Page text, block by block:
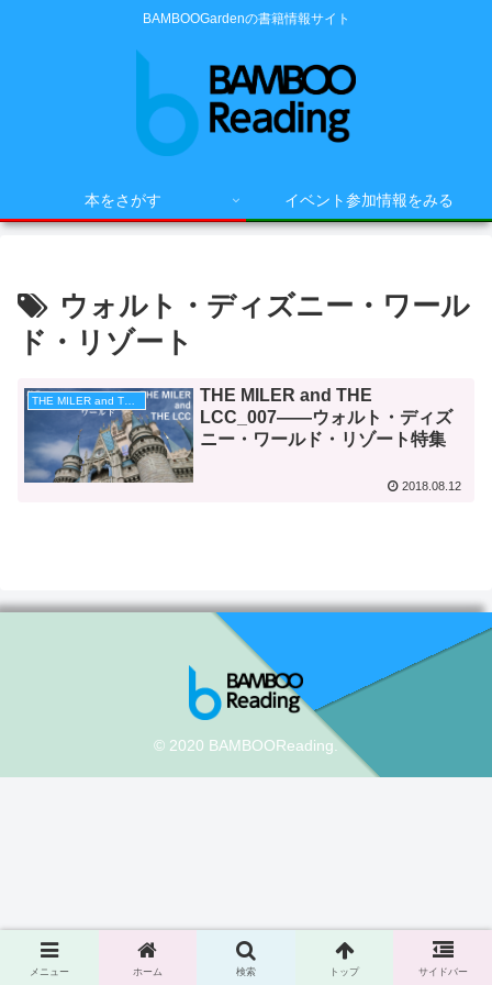
BAMBOOGardenの書籍情報サイト
本をさがす イベント参加情報をみる
ウォルト・ディズニー・ワール
ド・リゾート
THE MILER and THE LCC
THE MILER and THE
LCC_007――ウォルト・ディズ
ニー・ワールド・リゾート特集
2018.08.12
© 2020 BAMBOOReading.
メニュー ホーム 検索 トップ サイドバー